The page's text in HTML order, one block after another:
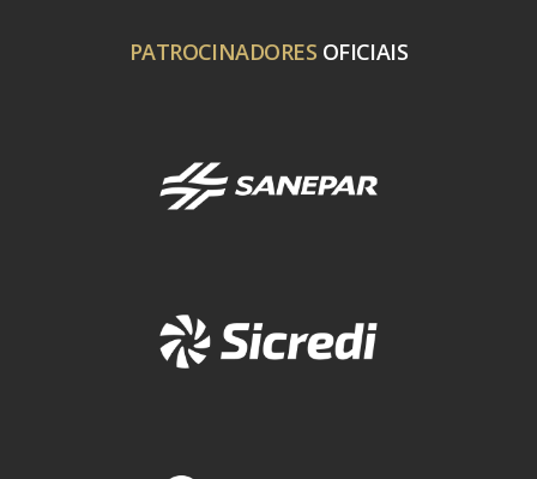
PATROCINADORES OFICIAIS